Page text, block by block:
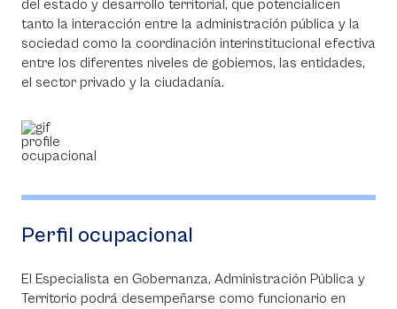
del estado y desarrollo territorial, que potencialicen
tanto la interacción entre la administración pública y la
sociedad como la coordinación interinstitucional efectiva
entre los diferentes niveles de gobiernos, las entidades,
el sector privado y la ciudadanía.
Perfil ocupacional
El Especialista en Gobernanza, Administración Pública y
Territorio podrá desempeñarse como funcionario en